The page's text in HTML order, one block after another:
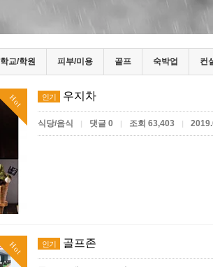
학교/학원 피부/미용 골프 숙박업 컨
Hot 인기 우지차
식당/음식 | 댓글 0 | 조회 63,403 |
Hot 인기 골프존